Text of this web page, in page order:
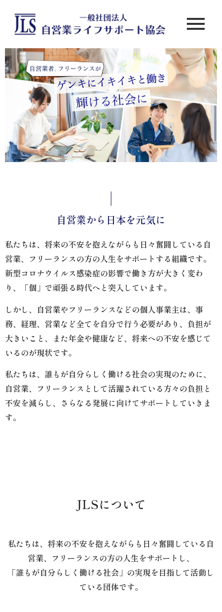
自営業から日本を元気に
私たちは、将来の不安を抱えながらも日々奮闘している自
営業、フリーランスの方の人生をサポートする組織です。
新型コロナウイルス感染症の影響で働き方が大きく変わ
り、「個」で頑張る時代へと突入しています。
しかし、自営業やフリーランスなどの個人事業主は、事
務、経理、営業など全てを自分で行う必要があり、負担が
大きいこと、また年金や健康など、将来への不安を感じて
いるのが現状です。
私たちは、誰もが自分らしく働ける社会の実現のために、
自営業、フリーランスとして活躍されている方々の負担と
不安を減らし、さらなる発展に向けてサポートしていきま
す。
JLSについて
私たちは、将来の不安を抱えながらも日々奮闘している自
営業、フリーランスの方の人生をサポートし、
「誰もが自分らしく働ける社会」の実現を目指して活動し
ている団体です。